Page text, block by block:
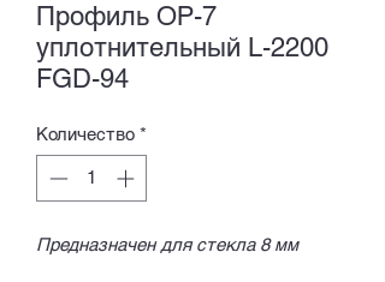
Профиль ОР-7
уплотнительный L-2200
FGD-94
Количество *
Предназначен для стекла 8 мм